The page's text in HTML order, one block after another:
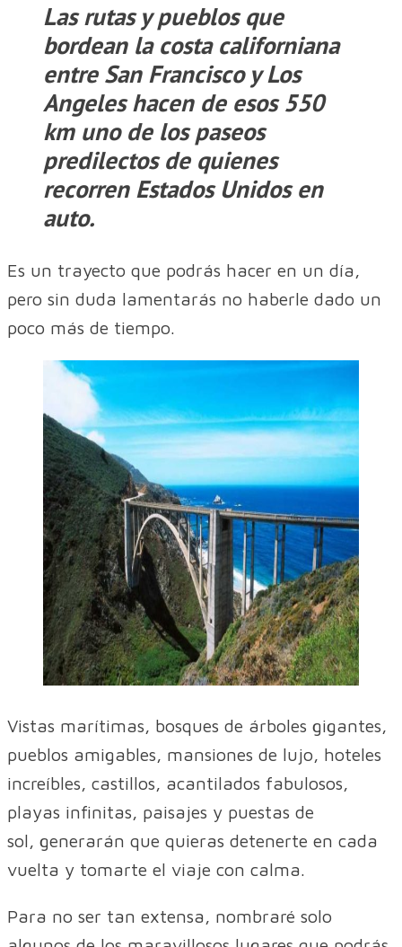
Las rutas y pueblos que
bordean la costa californiana
entre San Francisco y Los
Angeles hacen de esos 550
km uno de los paseos
predilectos de quienes
recorren Estados Unidos en
auto.
Es un trayecto que podrás hacer en un día,
pero sin duda lamentarás no haberle dado un
poco más de tiempo.
Vistas marítimas, bosques de árboles gigantes,
pueblos amigables, mansiones de lujo, hoteles
increíbles, castillos, acantilados fabulosos,
playas infinitas, paisajes y puestas de
sol, generarán que quieras detenerte en cada
vuelta y tomarte el viaje con calma.
Para no ser tan extensa, nombraré solo